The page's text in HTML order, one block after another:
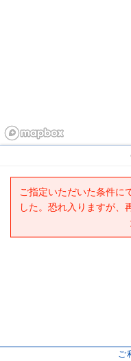
ご指定いただいた条件に
した。恐れ入りますが、
ご